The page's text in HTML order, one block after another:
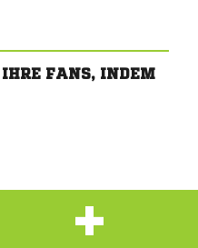
FANS, INDEM
+